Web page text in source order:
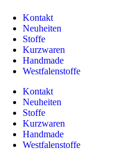
Kontakt
Neuheiten
Stoffe
Kurzwaren
Handmade
Westfalenstoffe
Kontakt
Neuheiten
Stoffe
Kurzwaren
Handmade
Westfalenstoffe